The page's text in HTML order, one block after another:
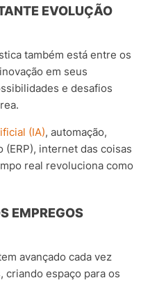
EVOLUÇÃO
também está entre os
em seus
e desafios
(IA), automação,
internet das coisas
real revoluciona como
EMPREGOS
avançado cada vez
criando espaço para os